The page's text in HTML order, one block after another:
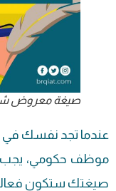
صيغة معروض
عندما تجد نفسك
موظف حكومي، يجب
صيغتك ستكون